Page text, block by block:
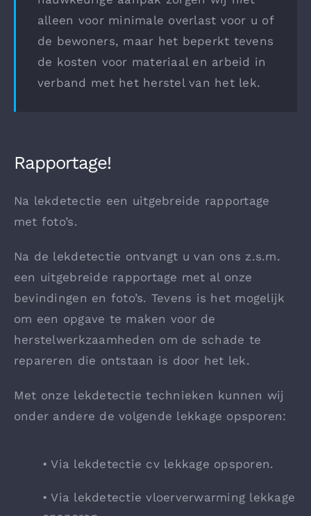
alleen voor minimale overlast voor u of
de bewoners, maar het beperkt tevens
de kosten voor materiaal en arbeid in
verband met het herstel van het lek.
Rapportage!
Na lekdetectie een uitgebreide rapportage
met foto’s.
Na de lekdetectie ontvangt u van ons z.s.m.
een uitgebreide rapportage met al onze
bevindingen en foto’s. Tevens is het mogelijk
om een opgave te maken voor de
herstelwerkzaamheden om de schade te
repareren die ontstaan is door het lek.
Met onze lekdetectie technieken kunnen wij
onder andere de volgende lekkage opsporen:
• Via lekdetectie cv lekkage opsporen.
• Via lekdetectie vloerverwarming lekkage